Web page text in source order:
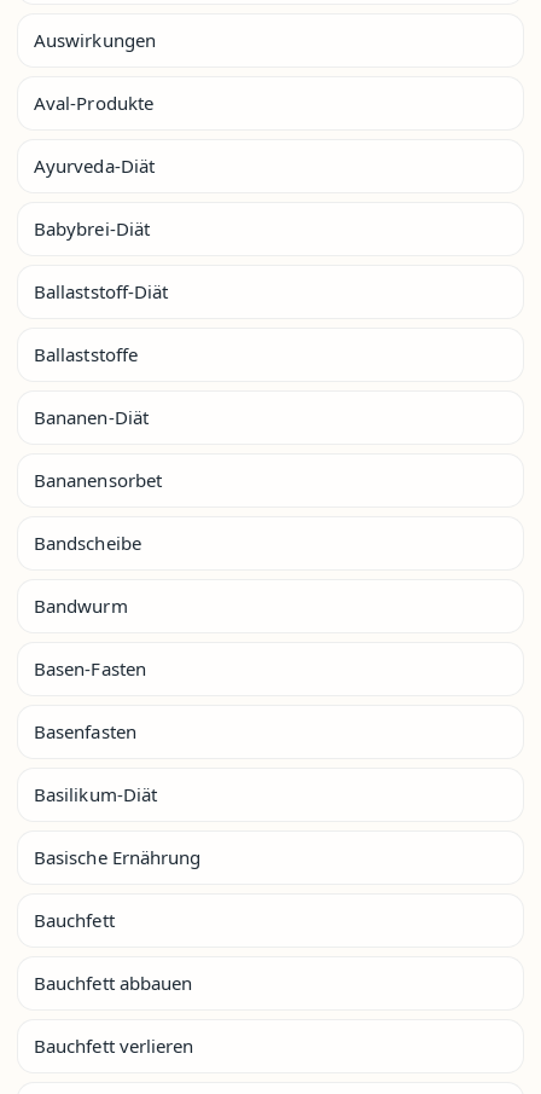
Auswirkungen
Aval-Produkte
Ayurveda-Diät
Babybrei-Diät
Ballaststoff-Diät
Ballaststoffe
Bananen-Diät
Bananensorbet
Bandscheibe
Bandwurm
Basen-Fasten
Basenfasten
Basilikum-Diät
Basische Ernährung
Bauchfett
Bauchfett abbauen
Bauchfett verlieren